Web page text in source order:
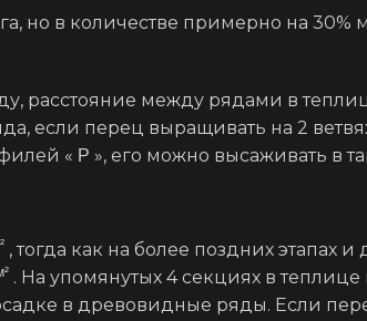
но в количестве примерно на
расстояние между рядами в
если перец выращивать на 2
« P », его можно высаживать в
, тогда как на более поздних этапах
. На упомянутых 4 секциях в
в древовидные ряды. Если